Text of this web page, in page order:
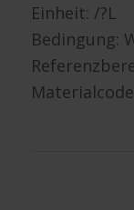
Einheit: /?L
Bedingung: